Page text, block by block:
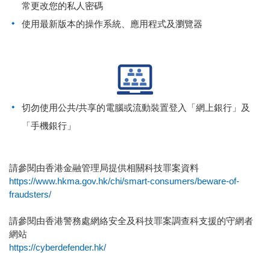
常更改您的私人密碼
使用最新版本的操作系統、應用程式及瀏覽器
切勿使用公共/共享的電腦或流動裝置登入「網上銀行」及
「手機銀行」
請參閱由香港金融管理局提供相關科技罪案資料
https://www.hkma.gov.hk/chi/smart-consumers/beware-of-
fraudsters/
請參閱由香港警務處網絡安全及科技罪案調查科支援的守網者
網站
https://cyberdefender.hk/